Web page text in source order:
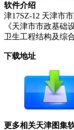
软件介绍
津17SZ-12 天津市
《天津市市政基础
卫生工程结构及综
下载地址
更多相关天津图集